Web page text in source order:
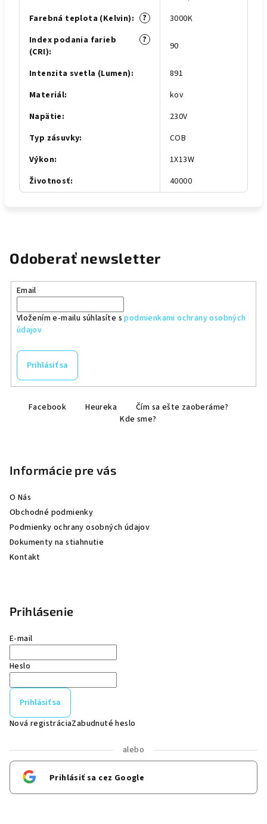
?
Farebná teplota (Kelvin):
3000K
?
Index podania farieb
(CRI): 90
Intenzita svetla (Lumen):
891
Materiál:
kov
Napätie:
230V
Typ zásuvky:
COB
Výkon:
1X13W
Životnosť: 40000
Odoberať newsletter
Email
Vložením e-mailu súhlasíte spodmienkami ochrany osobných
údajov
Prihlásiť sa
Facebook Heureka
Čím sa ešte zaoberáme?
Kde sme?
Informácie pre vás
O Nás
Obchodné podmienky
Podmienky ochrany osobných údajov
Dokumenty na stiahnutie
Kontakt
Prihlásenie
E-mail
Heslo
Prihlásiť sa
Nová registráciaZabudnuté heslo
alebo
Prihlásiť sa cez Google